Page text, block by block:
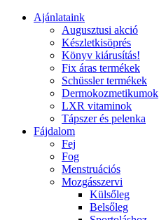
Ajánlataink
Augusztusi akció
Készletkisöprés
Könyv kiárusítás!
Fix áras termékek
Schüssler termékek
Dermokozmetikumok
LXR vitaminok
Tápszer és pelenka
Fájdalom
Fej
Fog
Menstruációs
Mozgásszervi
Külsőleg
Belsőleg